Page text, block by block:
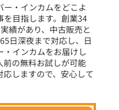
ット
・インカムをどこよ
を目指します。創業34
績があり、中古販売と
日深夜まで対応し、日
インカムをお届けし
前の無料お試しが可能
しますので、安心して